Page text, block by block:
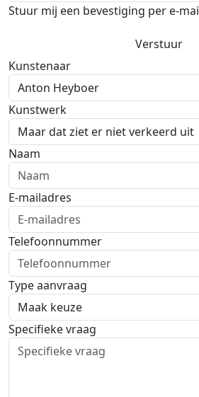
Stuur mij een bevestiging per e-
Verstuur
Kunstenaar
Kunstwerk
Naam
E-mailadres
Telefoonnummer
Type aanvraag
Specifieke vraag